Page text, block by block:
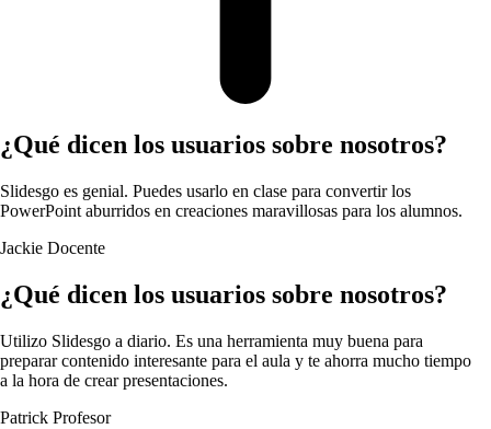
¿Qué dicen los usuarios sobre nosotros?
Slidesgo es genial. Puedes usarlo en clase para convertir los
PowerPoint aburridos en creaciones maravillosas para los alumnos.
Jackie Docente
¿Qué dicen los usuarios sobre nosotros?
Utilizo Slidesgo a diario. Es una herramienta muy buena para
preparar contenido interesante para el aula y te ahorra mucho tiempo
a la hora de crear presentaciones.
Patrick Profesor